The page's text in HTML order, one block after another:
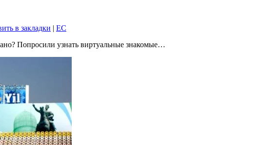
в закладки | EC
Попросили узнать виртуальные знакомые…